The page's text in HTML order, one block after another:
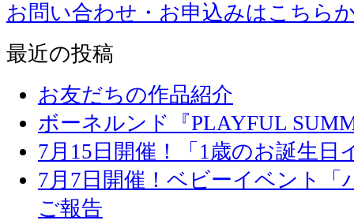
お問い合わせ・お申込みはこちら
最近の投稿
お友だちの作品紹介
ボーネルンド『PLAYFUL
7月15日開催！「1歳のお誕生日
7月7日開催！ベビーイベント
ご報告